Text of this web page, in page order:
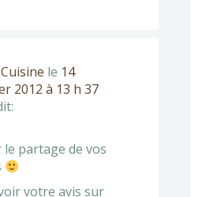
le 14
2012 à 13 h 37
partage de vos
votre avis sur